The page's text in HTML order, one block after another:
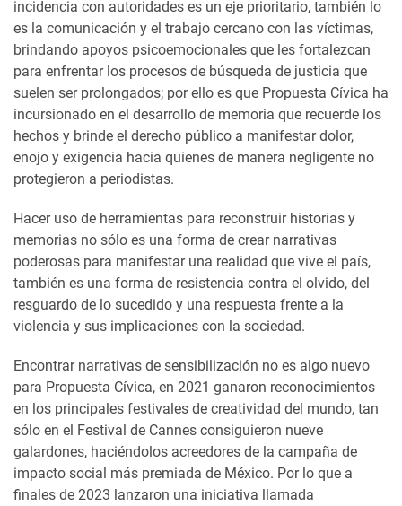
incidencia con autoridades es un eje prioritario, también lo
es la comunicación y el trabajo cercano con las víctimas,
brindando apoyos psicoemocionales que les fortalezcan
para enfrentar los procesos de búsqueda de justicia que
suelen ser prolongados; por ello es que Propuesta Cívica ha
incursionado en el desarrollo de memoria que recuerde los
hechos y brinde el derecho público a manifestar dolor,
enojo y exigencia hacia quienes de manera negligente no
protegieron a periodistas.
Hacer uso de herramientas para reconstruir historias y
memorias no sólo es una forma de crear narrativas
poderosas para manifestar una realidad que vive el país,
también es una forma de resistencia contra el olvido, del
resguardo de lo sucedido y una respuesta frente a la
violencia y sus implicaciones con la sociedad.
Encontrar narrativas de sensibilización no es algo nuevo
para Propuesta Cívica, en 2021 ganaron reconocimientos
en los principales festivales de creatividad del mundo, tan
sólo en el Festival de Cannes consiguieron nueve
galardones, haciéndolos acreedores de la campaña de
impacto social más premiada de México. Por lo que a
finales de 2023 lanzaron una iniciativa llamada